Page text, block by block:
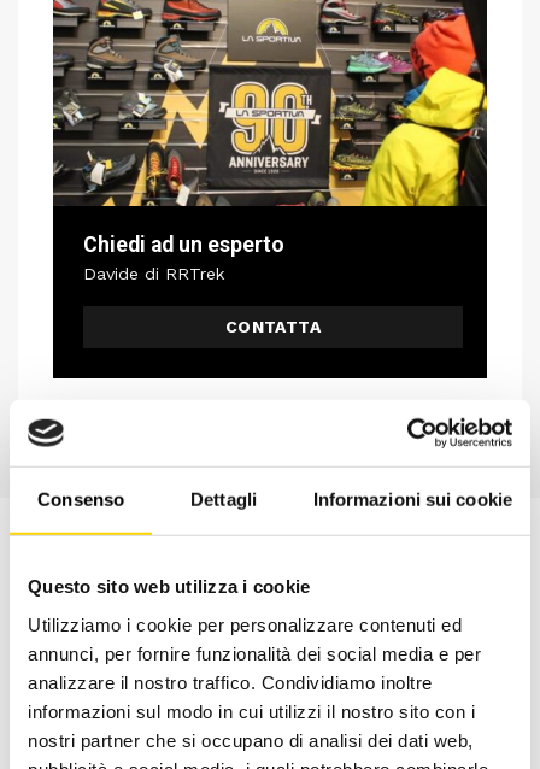
Consenso Dettagli Informazioni sui cookie
Questo sito web utilizza i cookie
Utilizziamo i cookie per personalizzare contenuti ed
annunci, per fornire funzionalità dei social media e per
analizzare il nostro traffico. Condividiamo inoltre
informazioni sul modo in cui utilizzi il nostro sito con i
nostri partner che si occupano di analisi dei dati web,
Chiedi ad un esperto
Davide di RRTrek
CONTATTA